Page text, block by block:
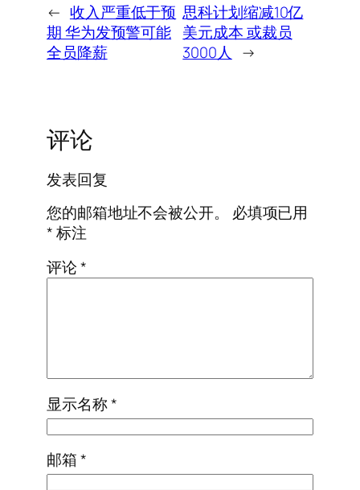
← 收入严重低于预
期 华为发预警可能
全员降薪
思科计划缩减10亿
美元成本 或裁员
3000人
→
评论
发表回复
您的邮箱地址不会被公开。
必填项已用
*标注
评论*
显示名称*
邮箱*